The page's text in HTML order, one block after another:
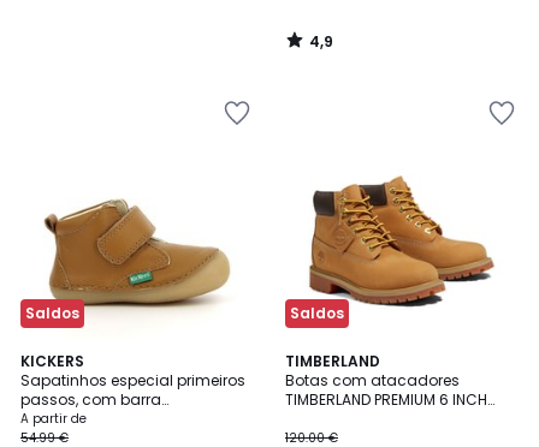
4,9
/
Saldos
KICKERS
Sapatinhos especial primeiros
passos, com barra
autoaderente, Sabio
A partir de
54.99 €
5
/
5
2
Cores
Saldos
TIMBERLAND
Botas com atacadores
TIMBERLAND PREMIUM 6 INCH
120.00 €
4,6
/ 5